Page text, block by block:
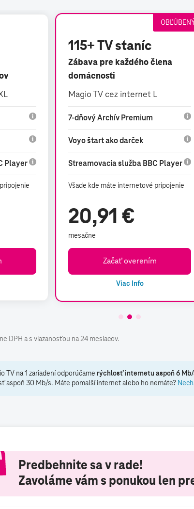
Player
115+ TV staníc
Zábava pre každého člena
domácnosti
Magio TV cez internet L
7-dňový Archív Premium
Voyo štart ako darček
Streamovacia služba BBC Player
Všade kde máte internetové pripojenie
20,91 €
mesačne
Začať overením
Viac Info
DPH a s viazanosťou na 24 mesiacov.
TV na 1 zariadení odporúčame rýchlosť internetu aspoň 6
aspoň 30 Mb/s. Máte pomalší internet alebo ho nemáte?
Predbehnite sa v rade!
Zavoláme vám s ponukou len